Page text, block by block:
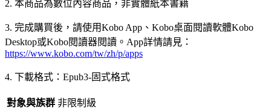
2. 本商品為數位內容商品，非實體紙本書籍
3. 完成購買後，請使用Kobo App、Kobo桌面閱讀軟體Kobo
Desktop或Kobo閱讀器閱讀。App詳情請見：
https://www.kobo.com/tw/zh/p/apps
4. 下載格式：Epub3-固式格式
對象與族群 非限制級